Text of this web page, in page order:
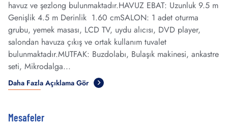
havuz ve şezlong bulunmaktadır.HAVUZ EBAT: Uzunluk 9.5 m
Genişlik 4.5 m Derinlik 1.60 cmSALON: 1 adet oturma
grubu, yemek masası, LCD TV, uydu alıcısı, DVD player,
salondan havuza çıkış ve ortak kullanım tuvalet
bulunmaktadır.MUTFAK: Buzdolabı, Bulaşık makinesi, ankastre
seti, Mikrodalga...
Daha Fazla Açıklama Gör
Mesafeler